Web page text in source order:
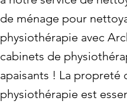
de ménage pour
physiothérapie avec
cabinets de
apaisants ! La propreté
physiothérapie est